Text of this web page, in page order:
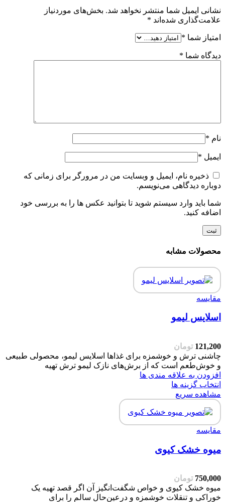
نشانی ایمیل شما منتشر نخواهد شد. بخش‌های موردنیاز
علامت‌گذاری شده‌اند *
امتیاز شما *
دیدگاه شما *
نام *
ایمیل *
ذخیره نام، ایمیل و وبسایت من در مرورگر برای زمانی که
دوباره دیدگاهی می‌نویسم.
شما باید وارد سیستم شوید تا بتوانید عکس ها را به بررسی خود
اضافه کنید.
محصولات مشابه
مقایسه
اسلایس لیمو
121,200 تومان
چاشنی ترش و خوشمزه برای غذاها اسلایس لیمو، محصولی طبیعی
و خوش‌طعم است که از برش‌های نازک لیمو ترش تهیه
افزودن به علاقه مندی ها
انتخاب گزینه ها
مشاهده سریع
مقایسه
میوه خشک کیوی
750,000 تومان
میوه خشک کیوی و خواص شگفت‌انگیز آن اگر قصد تهیه یک
خوراکی و تنقلات خوشمزه و درعین‌حال سالم را برای